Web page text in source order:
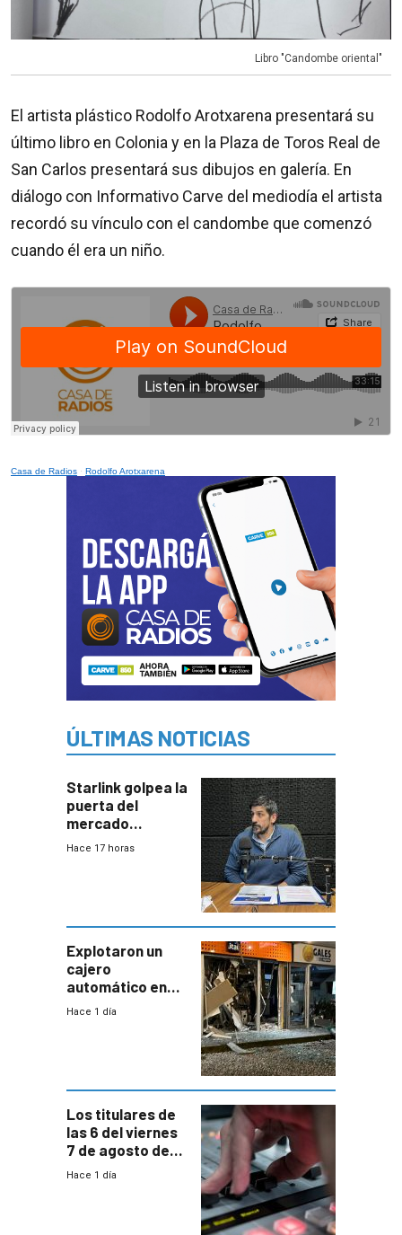
Libro "Candombe oriental"
El artista plástico Rodolfo Arotxarena presentará su
último libro en Colonia y en la Plaza de Toros Real de
San Carlos presentará sus dibujos en galería. En
diálogo con Informativo Carve del mediodía el artista
recordó su vínculo con el candombe que comenzó
cuando él era un niño.
Casa de Radios · Rodolfo Arotxarena
ÚLTIMAS NOTICIAS
Starlink golpea la
puerta del
mercado
uruguayo y Antel
con mayor
miedo”
Hace 17 horas
Explotaron un
cajero
automático en
Parque Miramar;
Hace 1 día
Los titulares de
las 6 del viernes
7 de agosto de
2026
Hace 1 día